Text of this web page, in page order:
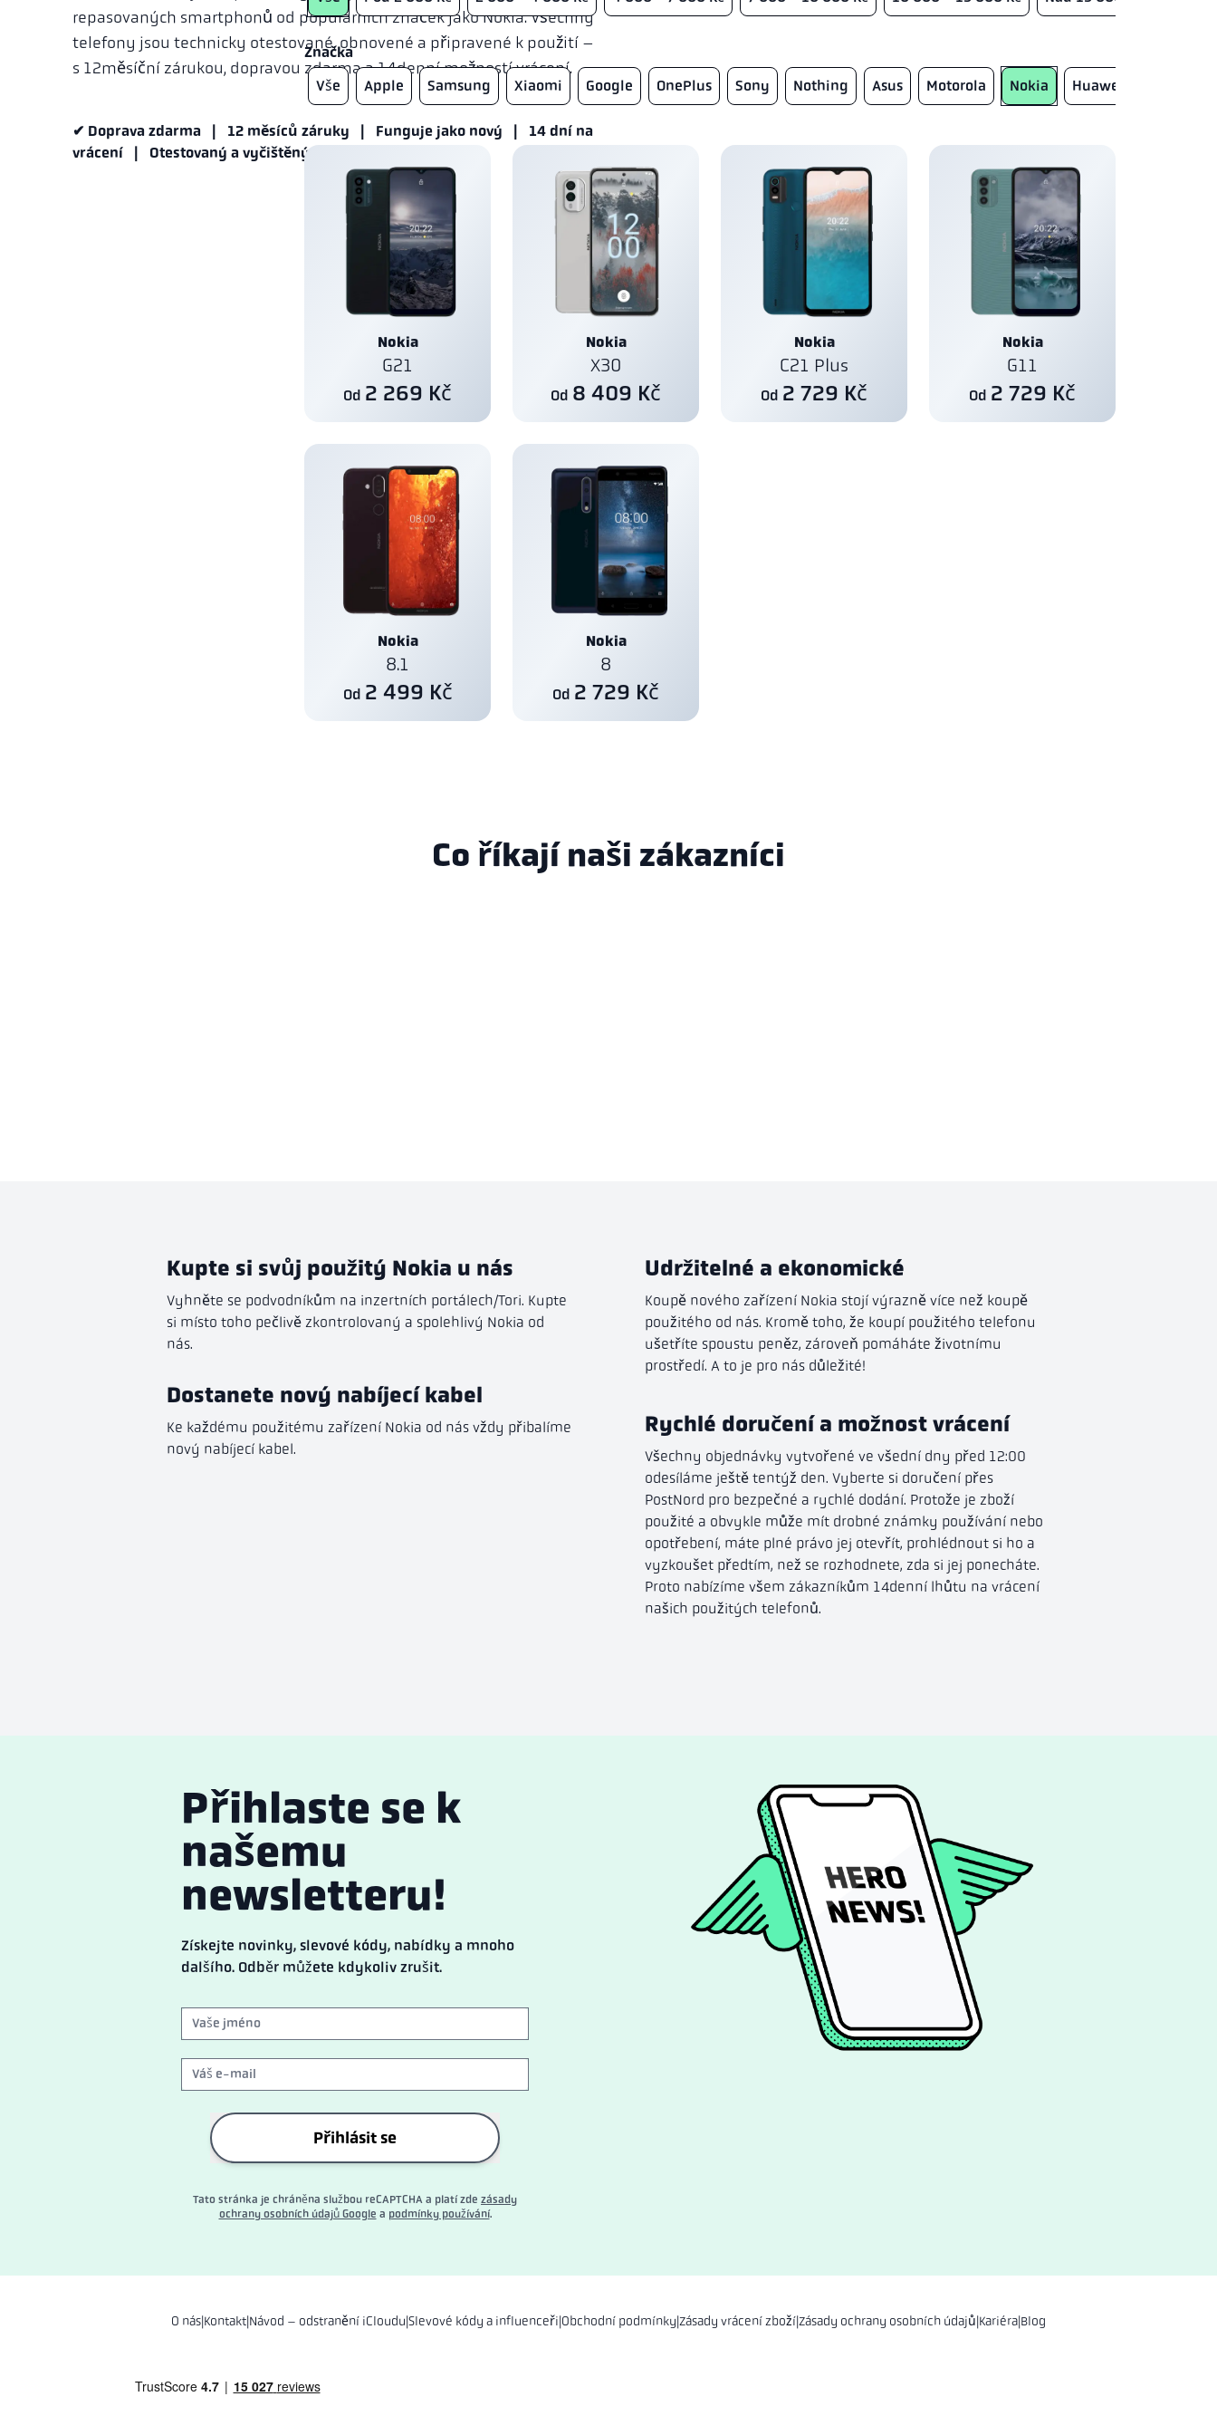
repasovaných smartphonů od populárních značek jako Nokia. Všechny
telefony jsou technicky otestované, obnovené a připravené k použití –
s 12měsíční zárukou, dopravou zdarma a 14denní možností vrácení.
✔ Doprava zdarma | 12 měsíců záruky | Funguje jako nový | 14 dní na
vrácení | Otestovaný a vyčištěný
Značka
Vše
Apple Samsung Xiaomi Google OnePlus Sony Nothing Asus Motorola Nokia Huawei
Nokia
G21
Od 2 269 Kč
Nokia
X30
Od 8 409 Kč
Nokia
C21 Plus
Od 2 729 Kč
Nokia
G11
Od 2 729 Kč
Nokia
8.1
Od 2 499 Kč
Nokia
8
Od 2 729 Kč
Co říkají naši zákazníci
Kupte si svůj použitý Nokia u nás
Vyhněte se podvodníkům na inzertních portálech/Tori. Kupte
si místo toho pečlivě zkontrolovaný a spolehlivý Nokia od
nás.
Dostanete nový nabíjecí kabel
Ke každému použitému zařízení Nokia od nás vždy přibalíme
nový nabíjecí kabel.
Udržitelné a ekonomické
Koupě nového zařízení Nokia stojí výrazně více než koupě
použitého od nás. Kromě toho, že koupí použitého telefonu
ušetříte spoustu peněz, zároveň pomáháte životnímu
prostředí. A to je pro nás důležité!
Rychlé doručení a možnost vrácení
Všechny objednávky vytvořené ve všední dny před 12:00
odesíláme ještě tentýž den. Vyberte si doručení přes
PostNord pro bezpečné a rychlé dodání. Protože je zboží
použité a obvykle může mít drobné známky používání nebo
opotřebení, máte plné právo jej otevřít, prohlédnout si ho a
vyzkoušet předtím, než se rozhodnete, zda si jej ponecháte.
Proto nabízíme všem zákazníkům 14denní lhůtu na vrácení
našich použitých telefonů.
Přihlaste se k
našemu
newsletteru!
Získejte novinky, slevové kódy, nabídky a mnoho
dalšího. Odběr můžete kdykoliv zrušit.
Přihlásit se
Tato stránka je chráněna službou reCAPTCHA a platí zde zásady
ochrany osobních údajů Google a podmínky používání.
O nás|Kontakt|Návod – odstranění iCloudu|Slevové kódy a influenceři|Obchodní podmínky|Zásady vrácení zboží|Zásady ochrany osobních údajů|Kariéra|Blog